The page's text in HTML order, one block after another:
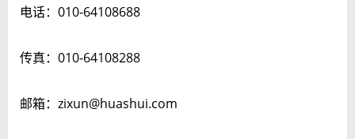
电话：010-64108688
传真：010-64108288
邮箱：zixun@huashui.com